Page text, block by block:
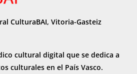
CulturaBAI, Vitoria-Gasteiz
cultural digital que se dedica a
culturales en el País Vasco.